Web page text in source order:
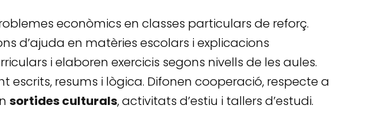
econòmics en classes particulars de reforç.
d’ajuda en matèries escolars i explicacions
i elaboren exercicis segons nivells de les aules.
resums i lògica. Difonen cooperació, respecte a
sortides culturals, activitats d’estiu i tallers d’estudi.